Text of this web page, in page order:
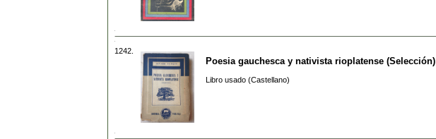
1242.
Poesia gauchesca y nativista rioplatense (Selección)
Libro usado (Castellano)